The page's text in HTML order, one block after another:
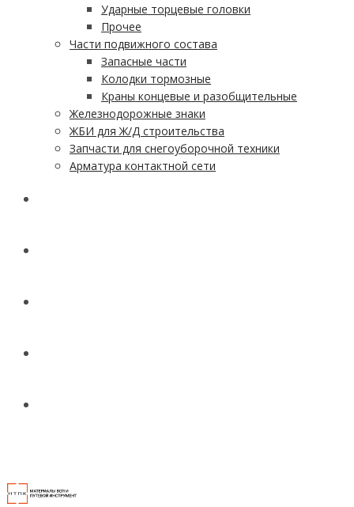
Ударные торцевые головки
Прочее
Части подвижного состава
Запасные части
Колодки тормозные
Краны концевые и разобщительные
Железнодорожные знаки
ЖБИ для Ж/Д строительства
Запчасти для снегоуборочной техники
Арматура контактной сети